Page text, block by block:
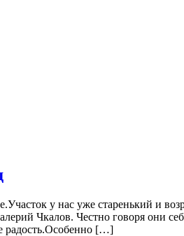
у нас уже старенький и
Чкалов. Честно говоря они
радость.Особенно […]